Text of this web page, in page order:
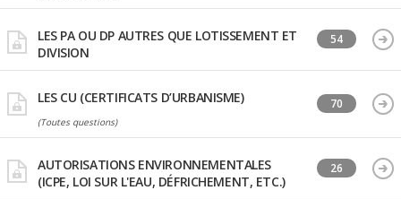
LES PA OU DP AUTRES QUE LOTISSEMENT ET
DIVISION
54
LES CU (CERTIFICATS D’URBANISME)
(Toutes questions)
70
AUTORISATIONS ENVIRONNEMENTALES
(ICPE, LOI SUR L'EAU, DÉFRICHEMENT, ETC.)
26